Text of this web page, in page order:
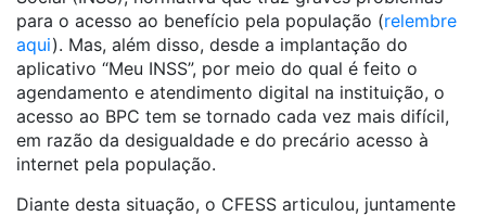
para o acesso ao benefício pela população (relembre
aqui). Mas, além disso, desde a implantação do
aplicativo “Meu INSS”, por meio do qual é feito o
agendamento e atendimento digital na instituição, o
acesso ao BPC tem se tornado cada vez mais difícil,
em razão da desigualdade e do precário acesso à
internet pela população.
Diante desta situação, o CFESS articulou, juntamente